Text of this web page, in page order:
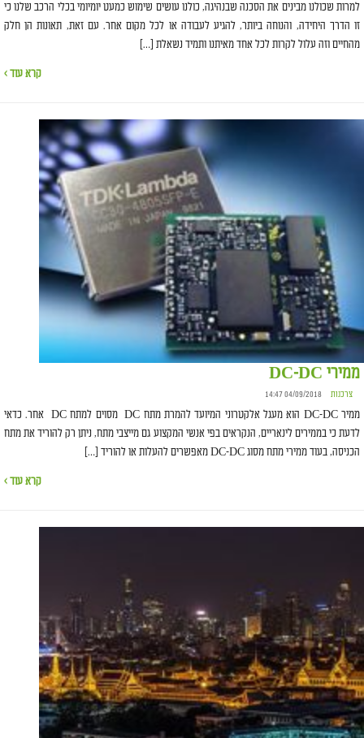
למרות שכולנו מבינים את הסכנה שבנהיגה, כולנו עושים שימוש כמעט יומיומי בכלי הרכב שלנו כי
זו הדרך היחידה, והנוחה ביותר, להגיע לעבודה או לכל מקום אחר. עם זאת, תאונות הן חלק
מהחיים וזה עלול לקרות לכל אחד מאיתנו ותמיד נשאלת […]
קרא עוד ›
ממירי DC-DC
צרכנות 04/09/2018 14:47
ממיר DC-DC הוא מעגל אלקטרוני המיועד להמרת מתח DC מסוים למתח DC אחר. כדאי
לדעת כי בממירים לינאריים, הנקראים בפי אנשי המקצוע גם מייצבי מתח, ניתן רק להוריד את מתח
הכניסה, בעוד ממירי מתח מסוג DC-DC מאפשרים להעלות או להוריד […]
קרא עוד ›